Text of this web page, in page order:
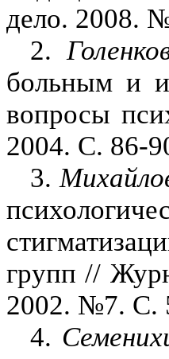
дело. 2008.
2.
больным и
вопросы
2004. C. 86-
3.
групп //
2002. №7. С.
4.